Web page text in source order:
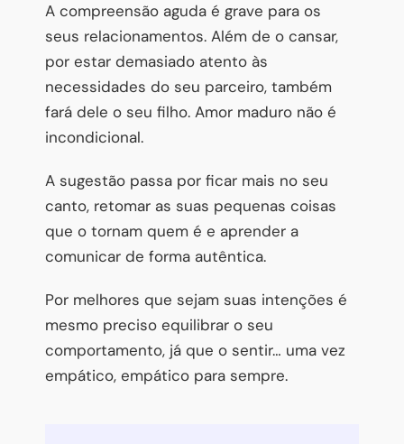
A compreensão aguda é grave para os
seus relacionamentos. Além de o cansar,
por estar demasiado atento às
necessidades do seu parceiro, também
fará dele o seu filho. Amor maduro não é
incondicional.
A sugestão passa por ficar mais no seu
canto, retomar as suas pequenas coisas
que o tornam quem é e aprender a
comunicar de forma autêntica.
Por melhores que sejam suas intenções é
mesmo preciso equilibrar o seu
comportamento, já que o sentir… uma vez
empático, empático para sempre.